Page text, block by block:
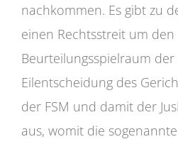
nachkommen. Es gibt zu
einen Rechtsstreit um den
Beurteilungsspielraum der
Eilentscheidung des
der FSM und damit der
aus, womit die sogenannte